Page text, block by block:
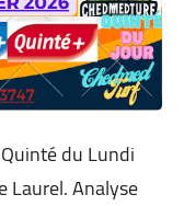
du Lundi
Analyse